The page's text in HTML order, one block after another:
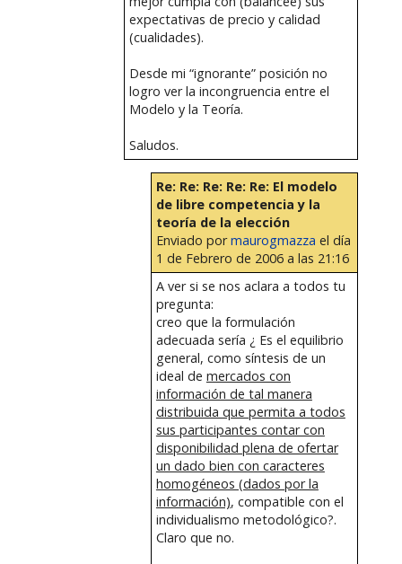
expectativas de precio y calidad
(cualidades).
Desde mi “ignorante” posición no
logro ver la incongruencia entre el
Modelo y la Teoría.
Saludos.
Re: Re: Re: Re: Re: El modelo
de libre competencia y la
teoría de la elección
Enviado pormaurogmazza el día
1 de Febrero de 2006 a las 21:16
A ver si se nos aclara a todos tu
pregunta:
creo que la formulación
adecuada sería ¿ Es el equilibrio
general, como síntesis de un
ideal de mercados con
información de tal manera
distribuida que permita a todos
sus participantes contar con
disponibilidad plena de ofertar
un dado bien con caracteres
homogéneos (dados por la
información), compatible con el
individualismo metodológico?.
Claro que no.